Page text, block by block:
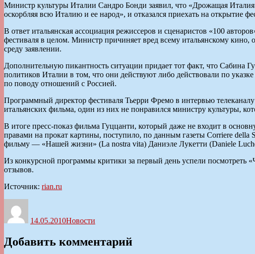
Министр культуры Италии Сандро Бонди заявил, что «Дрожащая
оскорбляя всю Италию и ее народ», и отказался приехать на открытие
В ответ итальянская ассоциация режиссеров и сценаристов «100
фестиваля в целом. Министр причиняет вред всему итальянскому
среду заявлении.
Дополнительную пикантность ситуации придает тот факт, что
политиков Италии в том, что они действуют либо действовали по
по поводу отношений с Россией.
Программный директор фестиваля Тьерри Фремо в интервью
итальянских фильма, один из них не понравился министру культуры,
В итоге пресс-показ фильма Гуццанти, который даже не входит в
правами на прокат картины, поступило, по данным газеты Corriere della
фильму — «Нашей жизни» (La nostra vita) Даниэле Лукетти (Daniele
Из конкурсной программы критики за первый день успели
отзывов.
Источник: rian.ru
14.05.2010Новости
Добавить комментарий